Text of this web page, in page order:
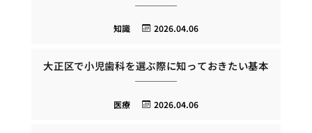
2026.04.06
知識
大正区で小児歯科を選ぶ際に知っておきたい基本
2026.04.06
医療